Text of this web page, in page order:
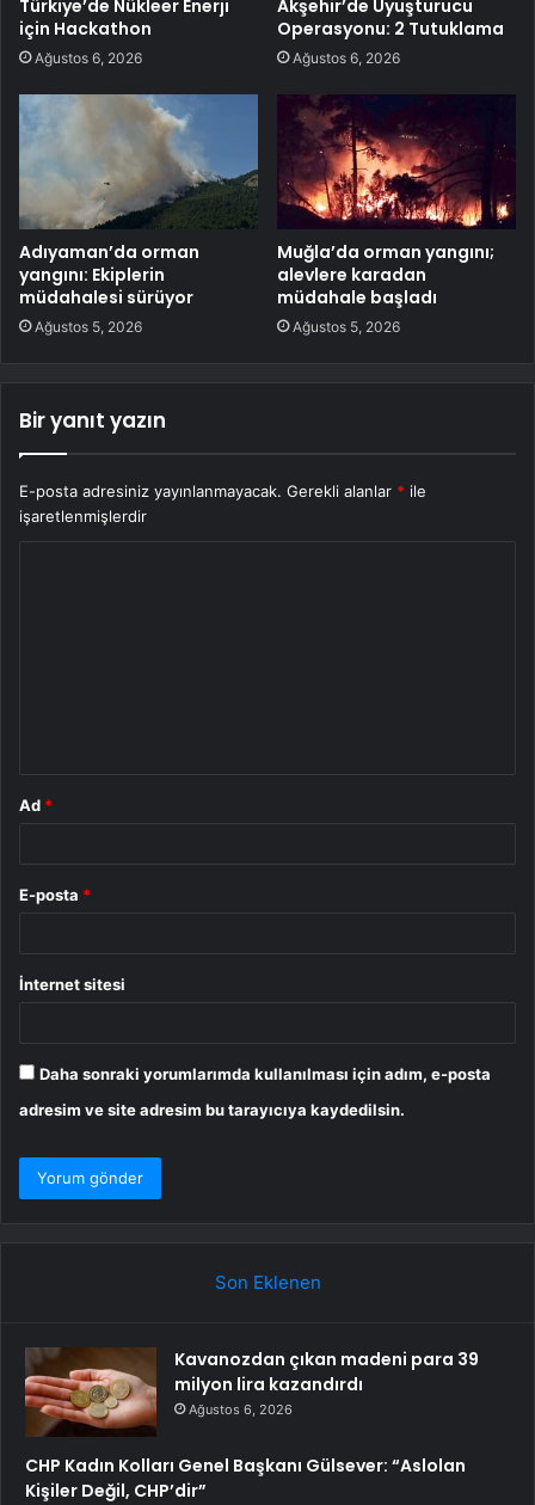
Türkiye’de Nükleer Enerji
için Hackathon
Ağustos 6, 2026
Akşehir’de Uyuşturucu
Operasyonu: 2 Tutuklama
Ağustos 6, 2026
Adıyaman’da orman
yangını: Ekiplerin
müdahalesi sürüyor
Ağustos 5, 2026
Muğla’da orman yangını;
alevlere karadan
müdahale başladı
Ağustos 5, 2026
Bir yanıt yazın
E-posta adresiniz yayınlanmayacak. Gerekli alanlar * ile
işaretlenmişlerdir
Ad *
E-posta *
İnternet sitesi
Daha sonraki yorumlarımda kullanılması için adım, e-posta
adresim ve site adresim bu tarayıcıya kaydedilsin.
Son Eklenen
Kavanozdan çıkan madeni para 39
milyon lira kazandırdı
Ağustos 6, 2026
CHP Kadın Kolları Genel Başkanı Gülsever: “Aslolan
Kişiler Değil, CHP’dir”